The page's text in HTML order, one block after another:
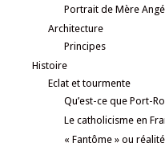
Portrait de Mère
Architecture
Principes
Histoire
Eclat et tourmente
Qu’est-ce que Port-
Le catholicisme en
« Fantôme » ou